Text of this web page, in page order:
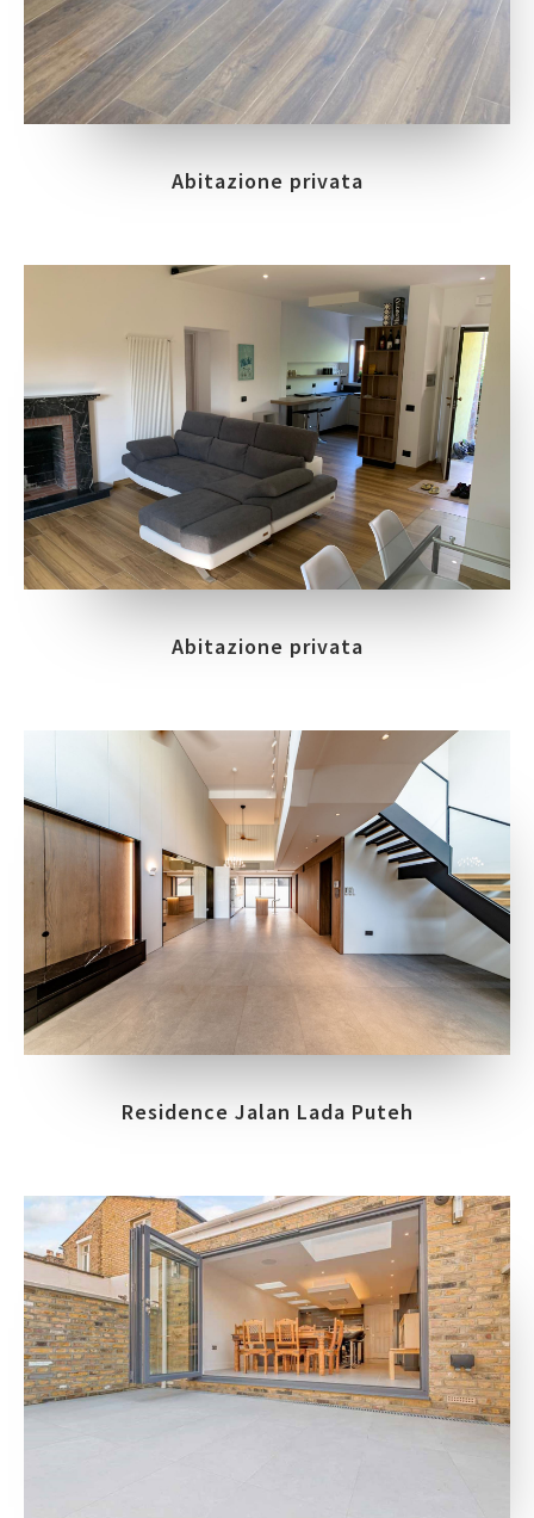
Abitazione privata
Abitazione privata
Residence Jalan Lada Puteh